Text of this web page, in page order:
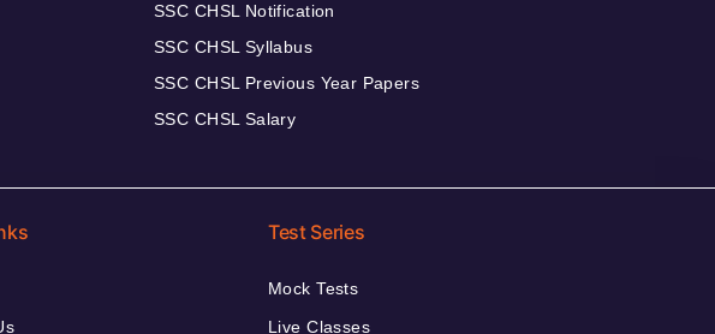
SSC CHSL Notification
SSC CHSL Syllabus
SSC CHSL Previous Year Papers
SSC CHSL Salary
Test Series
Mock Tests
Live Classes